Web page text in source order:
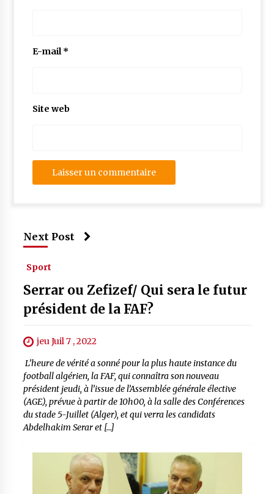
E-mail*
Site web
Next Post
Sport
Serrar ou Zefizef/ Qui sera le futur
président de la FAF?
jeu Juil 7 , 2022
L’heure de vérité a sonné pour la plus haute instance du
football algérien, la FAF, qui connaîtra son nouveau
président jeudi, à l’issue de l’Assemblée générale élective
(AGE), prévue à partir de 10h00, à la salle des Conférences
du stade 5-Juillet (Alger), et qui verra les candidats
Abdelhakim Serar et […]